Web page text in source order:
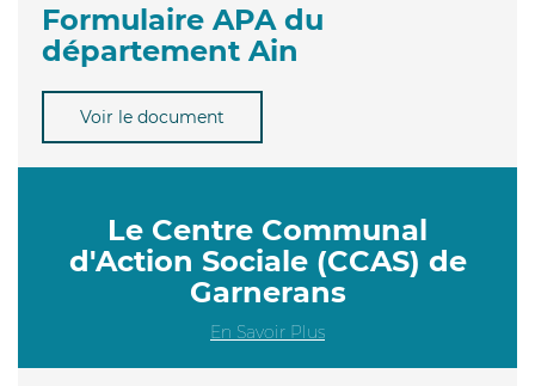
Formulaire APA du
département Ain
Voir le document
Le Centre Communal
d'Action Sociale (CCAS) de
Garnerans
En Savoir Plus